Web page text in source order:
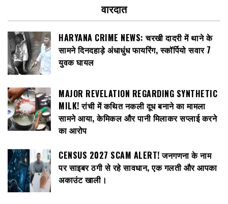
वारदात
HARYANA CRIME NEWS: चरखी दादरी में थाने के
सामने दिनदहाड़े अंधाधुंध फायरिंग, स्कॉर्पियो सवार 7
युवक घायल
MAJOR REVELATION REGARDING SYNTHETIC
MILK! रांची में कथित नकली दूध बनाने का मामला
सामने आया, केमिकल और पानी मिलाकर सप्लाई करने
का आरोप
CENSUS 2027 SCAM ALERT! जनगणना के नाम
पर साइबर ठगी से रहे सावधान, एक गलती और आपका
अकाउंट खाली।